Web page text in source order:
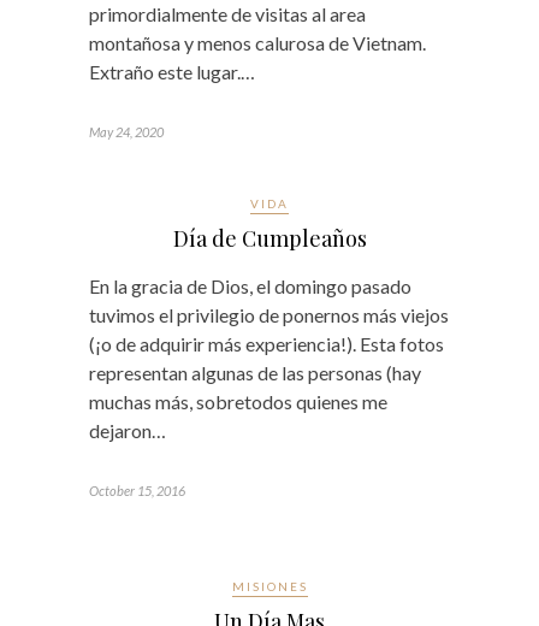
primordialmente de visitas al area
montañosa y menos calurosa de Vietnam.
Extraño este lugar.…
May 24, 2020
VIDA
Día de Cumpleaños
En la gracia de Dios, el domingo pasado
tuvimos el privilegio de ponernos más viejos
(¡o de adquirir más experiencia!). Esta fotos
representan algunas de las personas (hay
muchas más, sobretodos quienes me
dejaron…
October 15, 2016
MISIONES